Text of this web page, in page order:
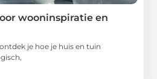
wooninspiratie en
je hoe je huis en tuin